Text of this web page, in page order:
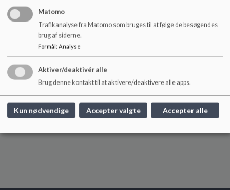
Elevrepræsentant formand for elevrådet:
Louie Dirch Brøndum-Jensen 9.V
Elevrepræsentant næstformand for elevrådet:
Afventer
Medarbejderrepræsentant:
Ida Ipsen (lærer)
Afventer (pædagog)
Matomo
Trafikanalyse fra Matomo som bruges til at følge de besøgendes
brug af siderne.
Formål: Analyse
Aktiver/deaktivér alle
Brug denne kontakt til at aktivere/deaktivere alle apps.
Kun nødvendige Accepter valgte Accepter alle